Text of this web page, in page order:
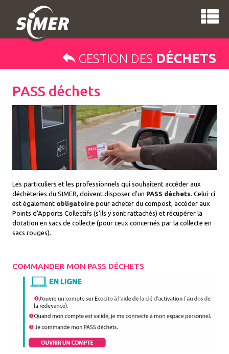
GESTION DES DÉCHETS
PASS déchets
Les particuliers et les professionnels qui souhaitent accéder aux
déchèteries du SIMER, doivent disposer d'un PASS déchets. Celui-ci
est également obligatoire pour acheter du compost, accéder aux
Points d'Apports Collectifs (s'ils y sont rattachés) et récupérer la
dotation en sacs de collecte (pour ceux concernés par la collecte en
sacs rouges).
COMMANDER MON PASS DÉCHETS